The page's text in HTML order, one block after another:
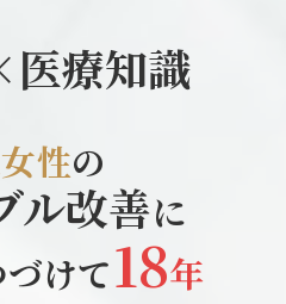
療知識
性の
ル改善に
けて18年